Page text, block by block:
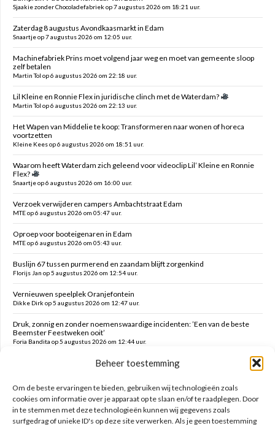
Beheer toestemming
Om de beste ervaringen te bieden, gebruiken wij technologieën zoals
cookies om informatie over je apparaat op te slaan en/of te raadplegen. Door
in te stemmen met deze technologieën kunnen wij gegevens zoals
surfgedrag of unieke ID's op deze site verwerken. Als je geen toestemming
Sjaakie zonder Chocoladefabriek op 7 augustus 2026 om 18:21 uur.
Zaterdag 8 augustus Avondkaasmarkt in Edam
Snaartje op 7 augustus 2026 om 12:05 uur.
Machinefabriek Prins moet volgend jaar weg en moet van gemeente sloop
zelf betalen
Martin Tol op 6 augustus 2026 om 22:18 uur.
Lil Kleine en Ronnie Flex in juridische clinch met de Waterdam?
Martin Tol op 6 augustus 2026 om 22:13 uur.
Het Wapen van Middelie te koop: Transformeren naar wonen of horeca
voortzetten
Kleine Kees op 6 augustus 2026 om 18:51 uur.
Waarom heeft Waterdam zich geleend voor videoclip Lil’ Kleine en Ronnie
Flex?
Snaartje op 6 augustus 2026 om 16:00 uur.
Verzoek verwijderen campers Ambachtstraat Edam
MTE op 6 augustus 2026 om 05:47 uur.
Oproep voor booteigenaren in Edam
MTE op 6 augustus 2026 om 05:43 uur.
Buslijn 67 tussen purmerend en zaandam blijft zorgenkind
Florijs Jan op 5 augustus 2026 om 12:54 uur.
Vernieuwen speelplek Oranjefontein
Dikke Dirk op 5 augustus 2026 om 12:47 uur.
Druk, zonnig en zonder noemenswaardige incidenten: ’Een van de beste
Beemster Feestweken ooit’
Foria Bandita op 5 augustus 2026 om 12:44 uur.
Feesten tot in de late uurtjes en daarna vanmorgen met milde kater o.a.
hekken kaaltrekken, doeken vouwen en terrein schoonmaken
Zoeken op deze site